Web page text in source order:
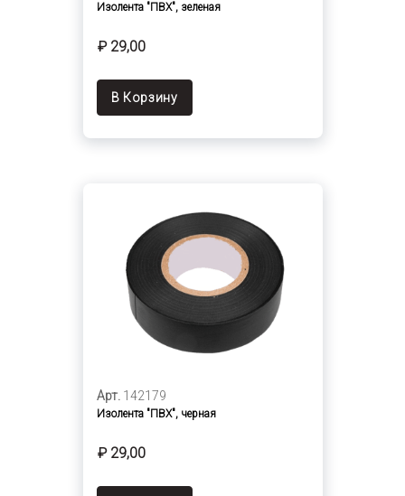
Изолента "ПВХ", зеленая
₽ 29,00
В Корзину
Арт. 142179
Изолента "ПВХ", черная
₽ 29,00